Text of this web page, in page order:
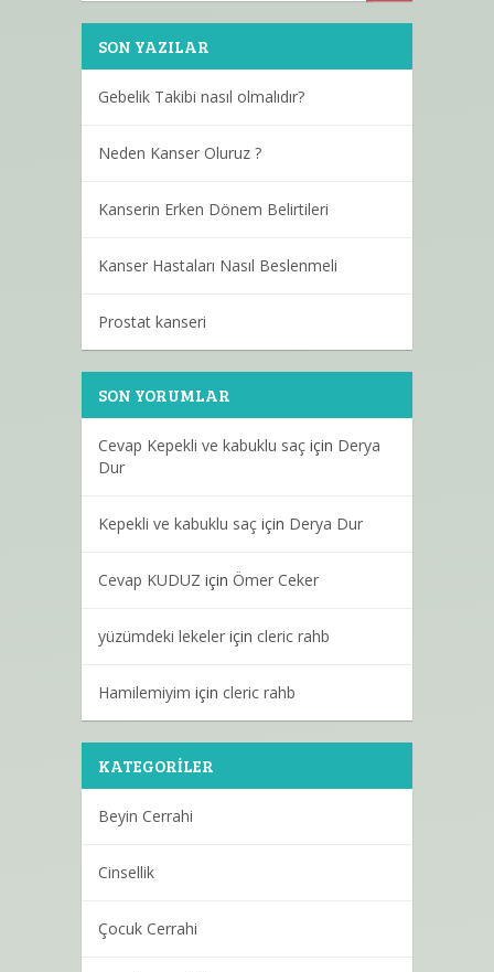
SON YAZILAR
Gebelik Takibi nasıl olmalıdır?
Neden Kanser Oluruz ?
Kanserin Erken Dönem Belirtileri
Kanser Hastaları Nasıl Beslenmeli
Prostat kanseri
SON YORUMLAR
Cevap Kepekli ve kabuklu saçiçin Derya
Dur
Kepekli ve kabuklu saçiçin Derya Dur
Cevap KUDUZ için Ömer Ceker
yüzümdeki lekeleriçin cleric rahb
Hamilemiyim için cleric rahb
KATEGORILER
Beyin Cerrahi
Cinsellik
Çocuk Cerrahi